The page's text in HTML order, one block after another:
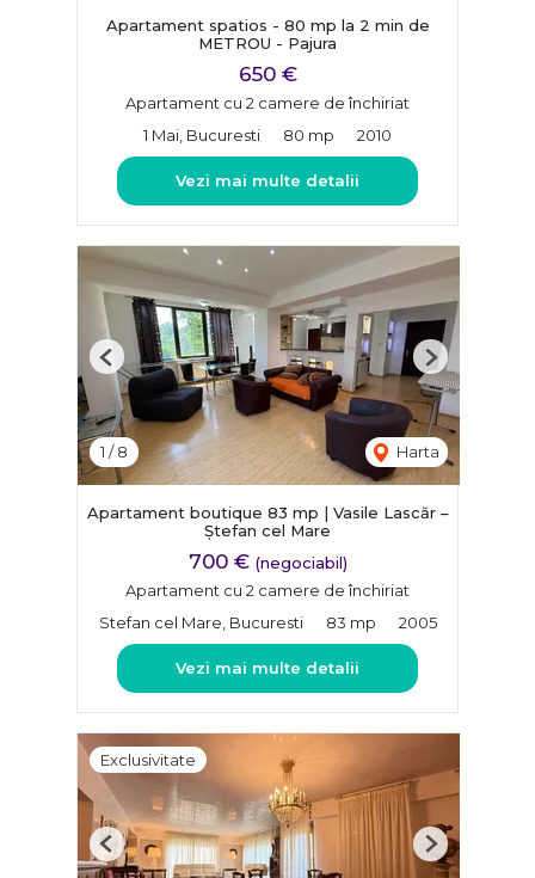
Apartament spatios - 80 mp la 2 min de
METROU - Pajura
650 €
Apartament cu 2 camere de închiriat
1 Mai, Bucuresti
80 mp 2010
Vezi mai multe detalii
1 /8 Harta
Previous Next
Apartament boutique 83 mp | Vasile Lascăr –
Ștefan cel Mare
700 € (negociabil)
Apartament cu 2 camere de închiriat
Stefan cel Mare, Bucuresti
83 mp 2005
Vezi mai multe detalii
Exclusivitate
Previous Next